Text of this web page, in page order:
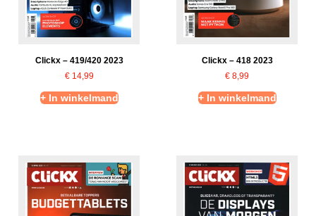
Clickx – 419/420 2023
€14,99
+ In winkelmand
Clickx – 418 2023
€ 8,99
+ In winkelmand